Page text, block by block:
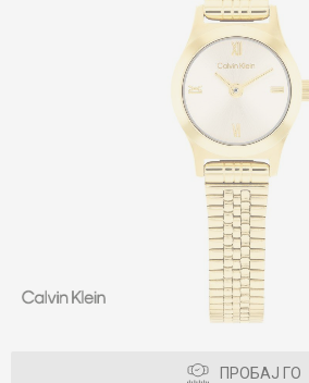
ПРОБАЈ ГО